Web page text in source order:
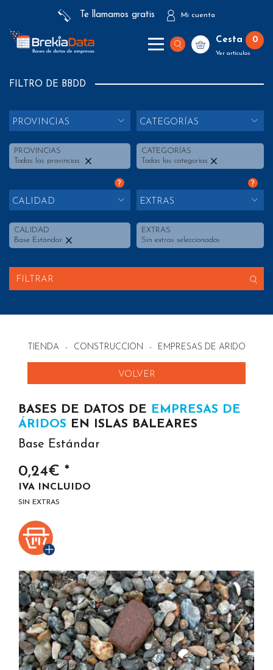
Te llamamos gratis Mi cuenta
Cesta 0
Ver artículos
FILTRO DE BBDD
PROVINCIAS
PROVINCIAS
Todas las provincias
CATEGORÍAS
CATEGORÍAS
Todas las categorías
?
CALIDAD
CALIDAD
Base Estándar
?
EXTRAS
EXTRAS
Sin extras seleccionados
FILTRAR
TIENDA - CONSTRUCCIÓN - EMPRESAS DE ÁRIDOS EN
VOLVER
BASES DE DATOS DE EMPRESAS DE
ÁRIDOS EN ISLAS BALEARES
Base Estándar
0,24€ *
IVA INCLUIDO
SIN EXTRAS